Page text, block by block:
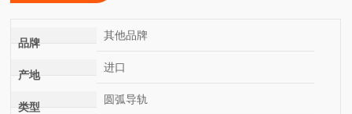
品牌
其他品牌
产地
进口
类型
圆弧导轨